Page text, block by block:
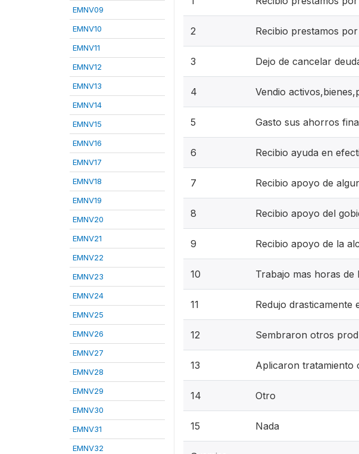
EMNV09
EMNV10
EMNV11
EMNV12
EMNV13
EMNV14
EMNV15
EMNV16
EMNV17
EMNV18
EMNV19
EMNV20
EMNV21
EMNV22
EMNV23
EMNV24
EMNV25
EMNV26
EMNV27
EMNV28
EMNV29
EMNV30
EMNV31
EMNV32
2 Recibio prestamos
3 Dejo de cancelar
4 Vendio
5 Gasto sus ahorros
6 Recibio ayuda en
7 Recibio apoyo de
8 Recibio apoyo del
9 Recibio apoyo de la
10 Trabajo mas horas de
11 Redujo drasticamente
12 Sembraron otros
13 Aplicaron tratamiento
14 Otro
15 Nada